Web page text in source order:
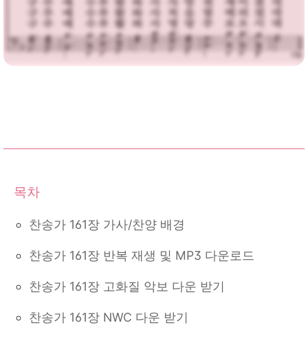
찬송가 161장 가사/찬양 배경
찬송가 161장 반복 재생 및 MP3 다운로드
찬송가 161장 고화질 악보 다운 받기
찬송가 161장 NWC 다운 받기